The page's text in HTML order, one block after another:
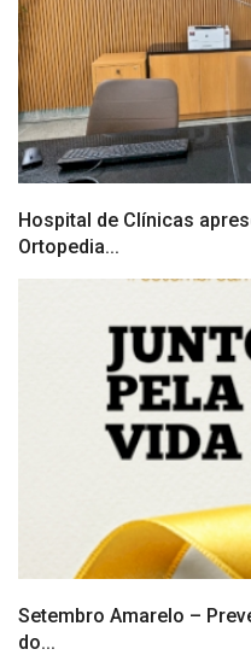
Hospital de Clínicas
Ortopedia...
Setembro Amarelo –
do...